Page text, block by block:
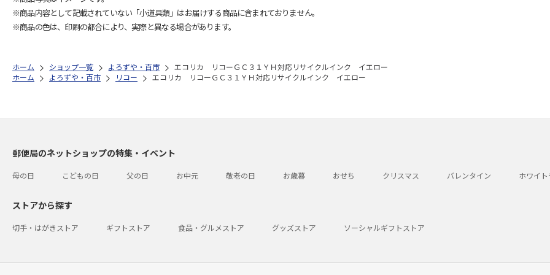
※商品内容として記載されていない「小道具類」はお届けする商品に含まれておりません。
※商品の色は、印刷の都合により、実際と異なる場合があります。
ホーム ショップ一覧 よろずや・百市
エコリカ リコーＧＣ３１ＹＨ対応リサイクルインク イエロー
ホーム
よろずや・百市 リコー エコリカ リコーＧＣ３１ＹＨ対応リサイクルインク イエロー
郵便局のネットショップの特集・イベント
母の日 こどもの日 父の日 お中元 敬老の日 お歳暮 おせち クリスマス バレンタイン ホワイ
ストアから探す
切手・はがきストア ギフトストア 食品・グルメストア グッズストア ソーシャルギフトストア